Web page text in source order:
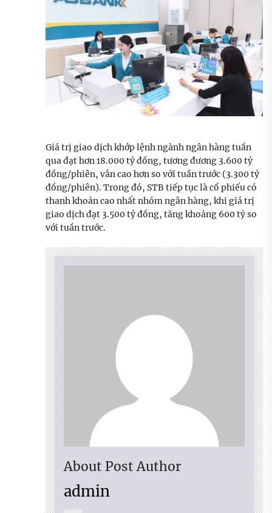
Giá trị giao dịch khớp lệnh ngành ngân hàng tuần
qua đạt hơn 18.000 tỷ đồng, tương đương 3.600 tỷ
đồng/phiên, vẫn cao hơn so với tuần trước (3.300 tỷ
đồng/phiên). Trong đó, STB tiếp tục là cổ phiếu có
thanh khoản cao nhất nhóm ngân hàng, khi giá trị
giao dịch đạt 3.500 tỷ đồng, tăng khoảng 600 tỷ so
với tuần trước.
About Post Author
admin